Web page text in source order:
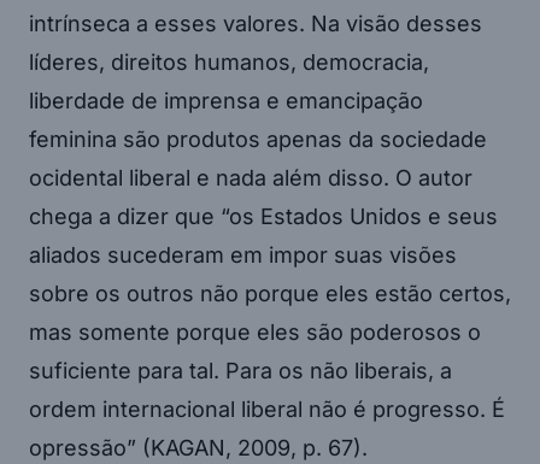
intrínseca a esses valores. Na visão desses
líderes, direitos humanos, democracia,
liberdade de imprensa e emancipação
feminina são produtos apenas da sociedade
ocidental liberal e nada além disso. O autor
chega a dizer que “os Estados Unidos e seus
aliados sucederam em impor suas visões
sobre os outros não porque eles estão certos,
mas somente porque eles são poderosos o
suficiente para tal. Para os não liberais, a
ordem internacional liberal não é progresso. É
opressão” (KAGAN, 2009, p. 67).